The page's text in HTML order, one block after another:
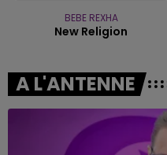
BEBE REXHA
New Religion
A L'ANTENNE